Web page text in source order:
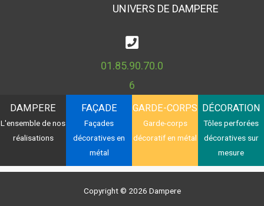
UNIVERS DE DAMPERE
01.85.90.70.0
6
DAMPERE
L'ensemble de nos
réalisations
FAÇADE
Façades
décoratives en
métal
GARDE-CORPS
Garde-corps
décoratif en métal
DÉCORATION
Tôles perforées
décoratives sur
mesure
Copyright © 2026 Dampere